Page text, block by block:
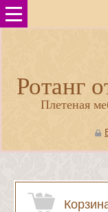
Ротанг
Плетеная